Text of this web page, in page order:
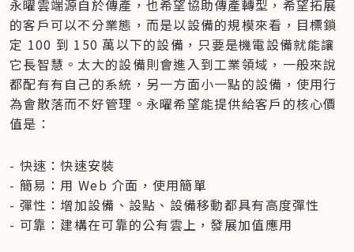
永曜雲端源自於傳產，也希望協助傳產轉型，希望拓展
的客戶可以不分業態，而是以設備的規模來看，目標鎖
定 100 到 150 萬以下的設備，只要是機電設備就能讓
它長智慧。太大的設備則會進入到工業領域，一般來說
都配有有自己的系統，另一方面小一點的設備，使用行
為會散落而不好管理。永曜希望能提供給客戶的核心價
值是：
- 快速：快速安裝
- 簡易：用 Web 介面，使用簡單
- 彈性：增加設備、設點、設備移動都具有高度彈性
- 可靠：建構在可靠的公有雲上，發展加值應用